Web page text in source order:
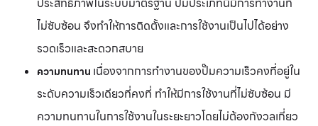
ไม่ซับซ้อน จึงทำให้การติดตั้งและการใช้งานเป็นไปได้อย่าง
รวดเร็วและสะดวกสบาย
ความทนทาน เนื่องจากการทำงานของปั๊มความเร็วคงที่อยู่ใน
ระดับความเร็วเดียวที่คงที่ ทำให้มีการใช้งานที่ไม่ซับซ้อน มี
ความทนทานในการใช้งานในระยะยาวโดยไม่ต้องกังวลเกี่ยว